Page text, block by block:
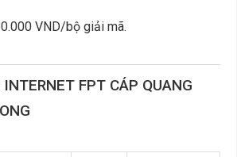
VND/bộ giải mã.
FPT CÁP QUANG